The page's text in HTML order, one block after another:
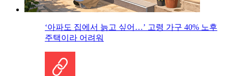
‘아파도 집에서 늙고 싶어…’ 고령 가구 40% 노후
주택이라 어려워